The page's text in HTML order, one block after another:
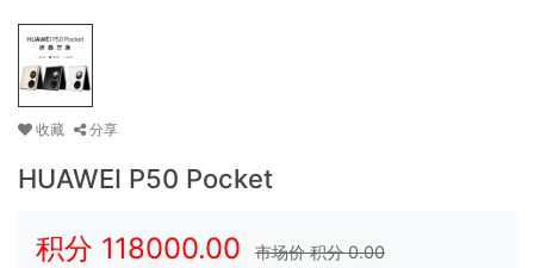
收藏 分享
HUAWEI P50 Pocket
积分 118000.00 市场价 积分0.00